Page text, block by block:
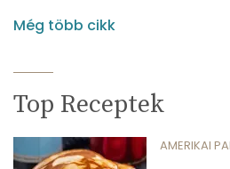
Még több cikk
Top Receptek
AMERIKAI